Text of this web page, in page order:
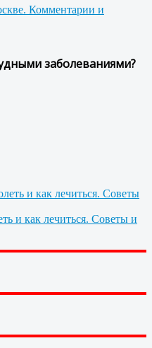
Комментарии и
заболеваниями?
и как лечиться. Советы и